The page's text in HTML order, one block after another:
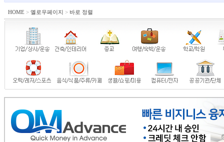
HOME > 옐로우페이지 > 바로 정렬